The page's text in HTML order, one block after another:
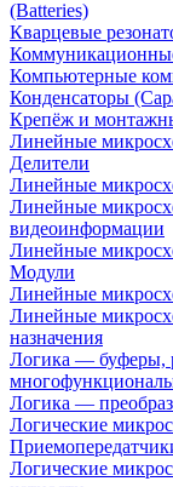
(Batteries)
Кварцевые
Компьютерные
Конденсаторы
Крепёж и
Линейные
Делители
Линейные
Линейные
видеоинформации
Линейные
Модули
Линейные
Линейные
назначения
Логика — буферы,
Логика —
Логические
Логические